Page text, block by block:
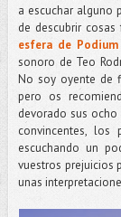
a escuchar alguno
de descubrir
esfera de
sonoro de Teo
No soy oyente de
pero os
devorado sus
convincentes,
escuchando un
vuestros prejuicios
unas